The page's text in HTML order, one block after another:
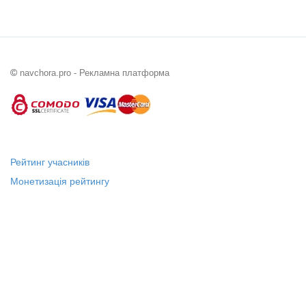
© navchora.pro - Рекламна платформа
Рейтинг учасників
Монетизація рейтингу